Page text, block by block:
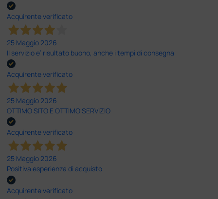
Acquirente verificato
25 Maggio 2026
Il servizio e’ risultato buono, anche i tempi di consegna
Acquirente verificato
25 Maggio 2026
OTTIMO SITO E OTTIMO SERVIZIO
Acquirente verificato
25 Maggio 2026
Positiva esperienza di acquisto
Acquirente verificato